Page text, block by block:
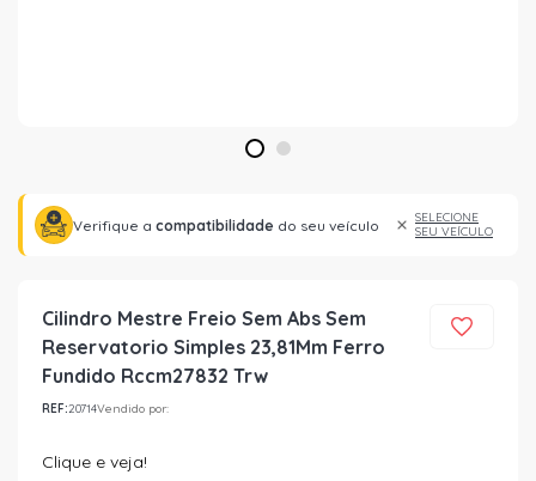
1 2
Verifique a compatibilidade do seu veículo
SELECIONE
SEU VEÍCULO
Cilindro Mestre Freio Sem Abs Sem
Reservatorio Simples 23,81Mm Ferro
Fundido Rccm27832 Trw
REF:20714Vendido por:
Clique e veja!